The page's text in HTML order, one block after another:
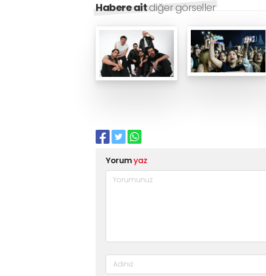
Habere aitdiğer görseller
Yorumyaz